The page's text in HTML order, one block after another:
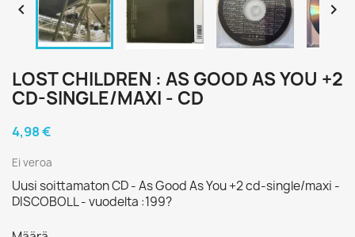
 
LOST CHILDREN : AS GOOD AS YOU +2
CD-SINGLE/MAXI - CD
4,98 €
Ei veroa
Uusi soittamaton CD - As Good As You +2 cd-single/maxi -
DISCOBOLL - vuodelta :199?